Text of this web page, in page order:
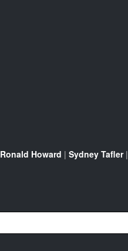
Ronald Howard | Sydney Tafler|